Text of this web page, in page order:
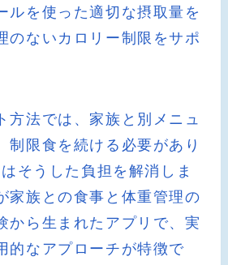
ルを使った適切な摂取量を
のないカロリー制限をサポ
方法では、家族と別メニュ
制限食を続ける必要があり
そうした負担を解消しま
家族との食事と体重管理の
から生まれたアプリで、実
的なアプローチが特徴で